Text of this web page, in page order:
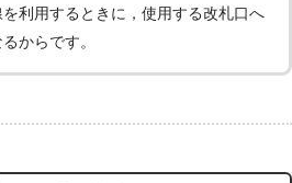
利用するときに，使用する改札口へ
からです。